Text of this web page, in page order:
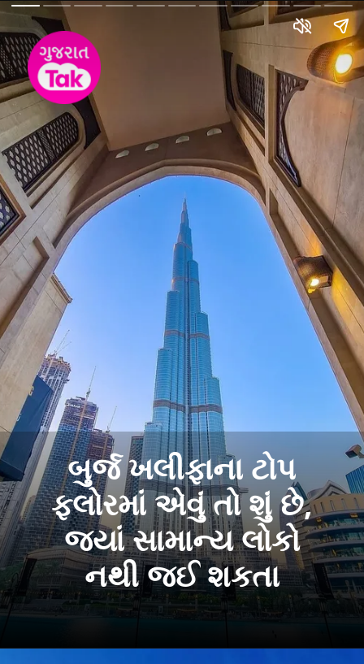
બુર્જ ખલીફાના ટોપ
ફ્લોરમાં એવું તો શું છે,
જ્યાં સામાન્ય લોકો
નથી જઈ શકતા